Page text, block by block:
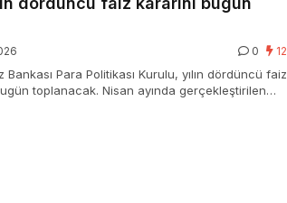
0 12
Para Politikası Kurulu, yılın dördüncü faiz
toplanacak. Nisan ayında gerçekleştirilen